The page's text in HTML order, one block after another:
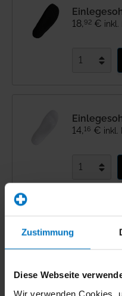
Zustimmung
Diese Webseite
Wir verwenden Cookies,
18,92 € inkl.
14, 16 € inkl.
Bewertungen